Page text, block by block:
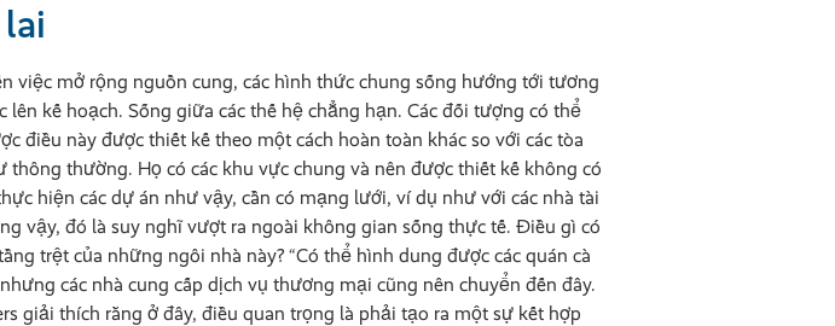
việc mở rộng nguồn cung, các hình thức chung sống hướng tới tương
lên kế hoạch. Sống giữa các thế hệ chẳng hạn. Các đối tượng có thể
điều này được thiết kế theo một cách hoàn toàn khác so với các tòa
thông thường. Họ có các khu vực chung và nên được thiết kế không có
hiện các dự án như vậy, cần có mạng lưới, ví dụ như với các nhà tài
vậy, đó là suy nghĩ vượt ra ngoài không gian sống thực tế. Điều gì có
trệt của những ngôi nhà này? “Có thể hình dung được các quán cà
các nhà cung cấp dịch vụ thương mại cũng nên chuyển đến đây.
giải thích rằng ở đây, điều quan trọng là phải tạo ra một sự kết hợp